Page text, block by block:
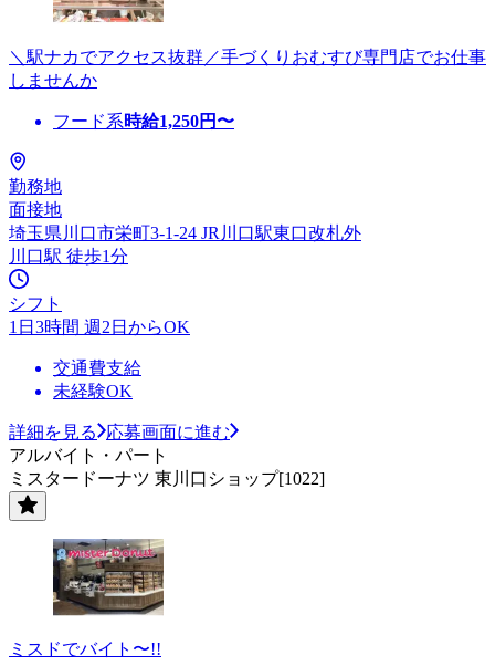
＼駅ナカでアクセス抜群／手づくりおむすび専門店でお仕事
しませんか
フード系時給1,250円〜
勤務地
面接地
埼玉県川口市栄町3-1-24 JR川口駅東口改札外
川口駅 徒歩1分
シフト
1日3時間 週2日からOK
交通費支給
未経験OK
詳細を見る
応募画面に進む
アルバイト・パート
ミスタードーナツ 東川口ショップ[1022]
ミスドでバイト〜!!